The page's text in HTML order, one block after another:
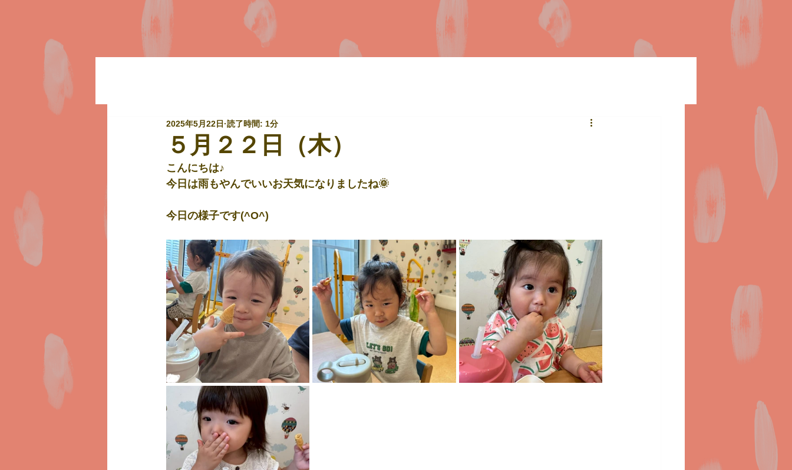
５月２２日（木）
2025年5月22日 読了時間: 1分
こんにちは♪
今日は雨もやんでいいお天気になりましたね🌞
今日の様子です(^O^)